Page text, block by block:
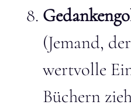
(Jemand,
wertvolle
Büchern